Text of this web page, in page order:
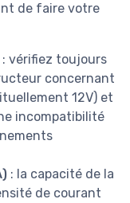
de faire votre
: vérifiez toujours
concernant
12V) et
incompatibilité
: la capacité de la
de courant